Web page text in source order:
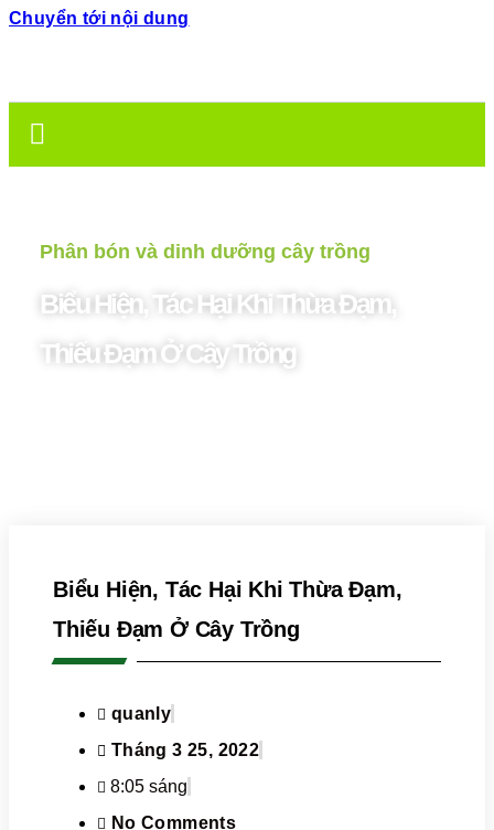
Chuyển tới nội dung
Phân bón và dinh dưỡng cây trồng
Biểu Hiện, Tác Hại Khi Thừa Đạm,
Thiếu Đạm Ở Cây Trồng
Biểu Hiện, Tác Hại Khi Thừa Đạm,
Thiếu Đạm Ở Cây Trồng
quanly
Tháng 3 25, 2022
8:05 sáng
No Comments